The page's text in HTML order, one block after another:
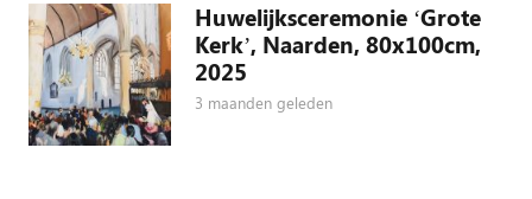
Huwelijksceremonie ‘Grote
Kerk’, Naarden, 80x100cm,
2025
3 maanden geleden